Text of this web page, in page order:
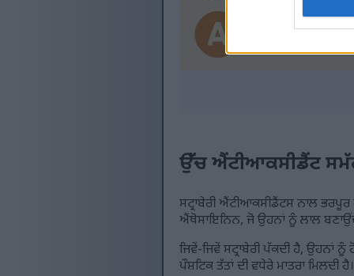
ਉੱਚ ਐਂਟੀਆਕਸੀਡੈਂਟ
ਸਟ੍ਰਾਬੇਰੀ ਐਂਟੀਆਕਸੀਡੈਂਟਸ ਨਾਲ
ਐਂਥੋਸਾਇਨਿਨ, ਜੋ ਉਹਨਾਂ ਨੂੰ ਲਾਲ
ਜਿਵੇਂ-ਜਿਵੇਂ ਸਟ੍ਰਾਬੇਰੀ ਪੱਕਦੀ ਹੈ, ਉਹਨਾਂ
ਪੌਸ਼ਟਿਕ ਤੱਤਾਂ ਦੀ ਵਧੇਰੇ ਮਾਤਰਾ